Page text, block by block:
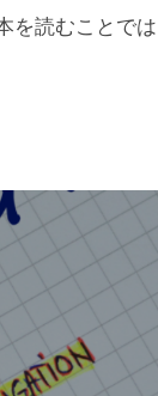
を読むことでは